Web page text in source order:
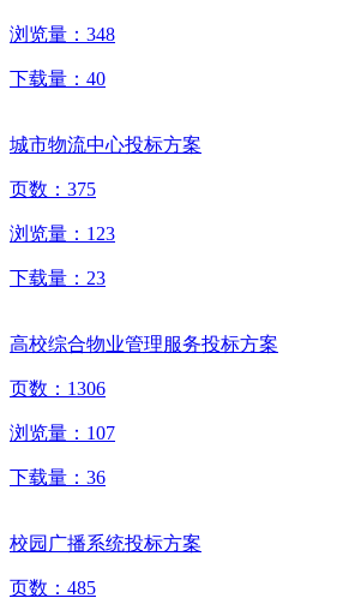
浏览量： 348
下载量： 40
城市物流中心投标方案
页数： 375
浏览量： 123
下载量： 23
高校综合物业管理服务投标方案
页数： 1306
浏览量： 107
下载量： 36
校园广播系统投标方案
页数： 485